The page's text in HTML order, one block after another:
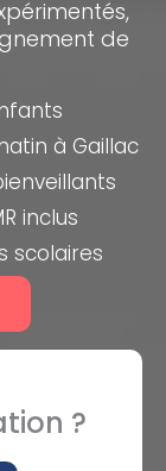
de
à Gaillac
inclus
scolaires
?